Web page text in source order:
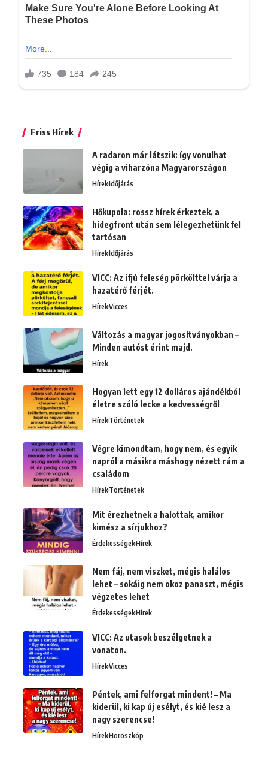
Friss Hírek
A radaron már látszik: így vonulhat
végig a viharzóna Magyarországon
HírekIdőjárás
Hőkupola: rossz hírek érkeztek, a
hidegfront után sem lélegezhetünk fel
tartósan
HírekIdőjárás
VICC: Az ifjú feleség pörkölttel várja a
hazatérő férjét.
HírekVicces
Változás a magyar jogosítványokban –
Minden autóst érint majd.
Hírek
Hogyan lett egy 12 dolláros ajándékból
életre szóló lecke a kedvességről
HírekTörténetek
Végre kimondtam, hogy nem, és egyik
napról a másikra máshogy nézett rám a
családom
HírekTörténetek
Mit érezhetnek a halottak, amikor
kimész a sírjukhoz?
ÉrdekességekHírek
Nem fáj, nem viszket, mégis halálos
lehet – sokáig nem okoz panaszt, mégis
végzetes lehet
ÉrdekességekHírek
VICC: Az utasok beszélgetnek a
vonaton.
HírekVicces
Péntek, ami felforgat mindent! – Ma
kiderül, ki kap új esélyt, és kié lesz a
nagy szerencse!
HírekHoroszkóp